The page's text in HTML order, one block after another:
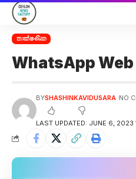
තාක්ෂණික
WhatsApp Web
LAST UPDATED: JUNE 6, 2023
BYSHASHINKAVIDUSARA NO